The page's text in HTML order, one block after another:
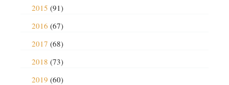
2015 (91)
2016 (67)
2017 (68)
2018 (73)
2019 (60)